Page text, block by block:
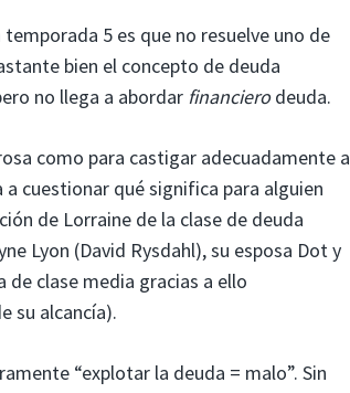
5 es que no resuelve uno de
bien el concepto de deuda
no llega a abordar financierodeuda.
como para castigar adecuadamente a
cuestionar qué significa para alguien
de Lorraine de la clase de deuda
Lyon (David Rysdahl), su esposa Dot y
de clase media gracias a ello
su alcancía).
“explotar la deuda = malo”. Sin